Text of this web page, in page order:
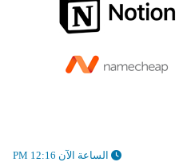
الساعة الآن 12:16 PM